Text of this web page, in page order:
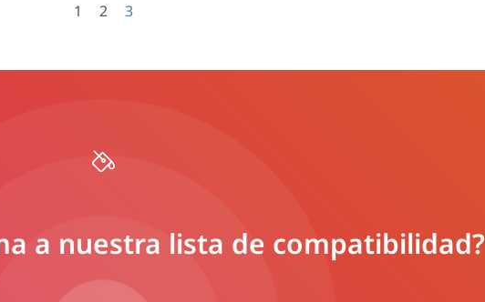
1 2 3
a nuestra lista de compatibilidad?